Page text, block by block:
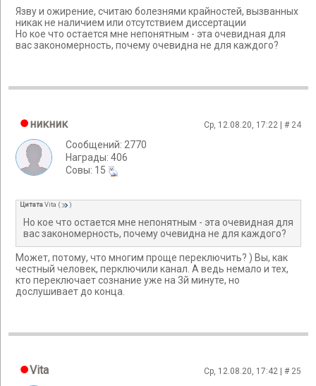
Язву и ожирение, считаю болезнями крайностей, вызванных
никак не наличием или отсутствием диссертации
Но кое что остается мне непонятным - эта очевидная для
вас закономерность, почему очевидна не для каждого?
никник Ср, 12.08.20, 17:22 | # 24
Сообщений: 2770
Награды: 406
Cовы: 15
ЦитатаVita ( )
Но кое что остается мне непонятным - эта очевидная для
вас закономерность, почему очевидна не для каждого?
Может, потому, что многим проще переключить? ) Вы, как
честный человек, перключили канал. А ведь немало и тех,
кто переключает сознание уже на 3й минуте, но
дослушивает до конца.
Vita Ср, 12.08.20, 17:42 | # 25